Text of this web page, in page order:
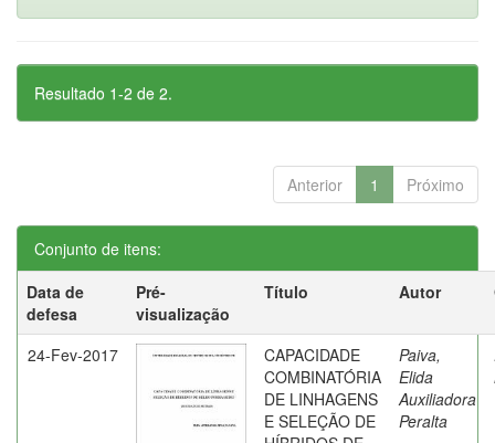
Resultado 1-2 de 2.
Anterior 1 Próximo
Conjunto de itens:
Data de
defesa
Pré-
visualização
Título Autor
24-Fev-2017
CAPACIDADE
COMBINATÓRIA
DE LINHAGENS
E SELEÇÃO DE
Paiva,
Elida
Auxiliadora
Peralta